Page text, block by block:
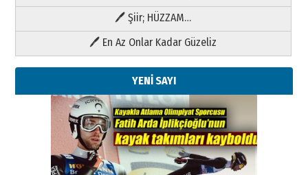
🖊 Şiir; HÜZZAM…
🖊 En Az Onlar Kadar Güzeliz
YENİ SAYI